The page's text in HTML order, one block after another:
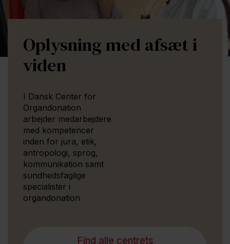
Oplysning med afsæt i
viden
I Dansk Center for
Organdonation
arbejder medarbejdere
med kompetencer
inden for jura, etik,
antropologi, sprog,
kommunikation samt
sundhedsfaglige
specialister i
organdonation
Find alle centrets